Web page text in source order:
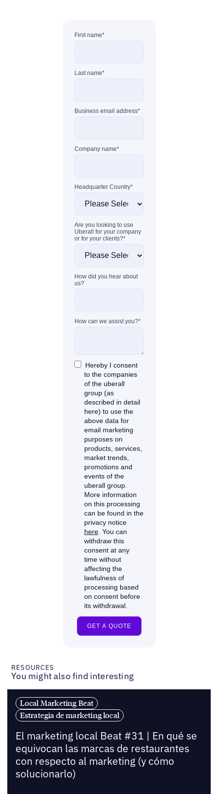
RESOURCES
You might also find interesting
Local Marketing Beat
Estrategia de marketing local
El marketing local Beat #31 | En qué se
equivocan las marcas de restaurantes
con respecto al marketing (y cómo
solucionarlo)